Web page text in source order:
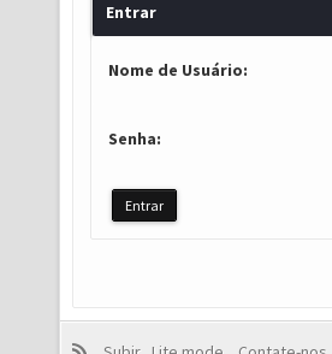
Entrar
Nome de Usuário:
Senha: